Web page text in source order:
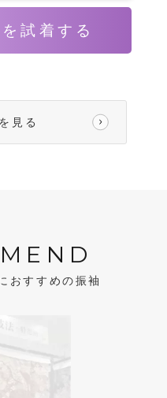
試着する
見る
おすすめの振袖